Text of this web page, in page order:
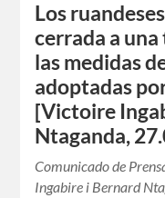
Los
cerrada a
las medidas
adoptadas
[Victoire
Ntaganda,
Comunicado de
Ingabire i Bernard